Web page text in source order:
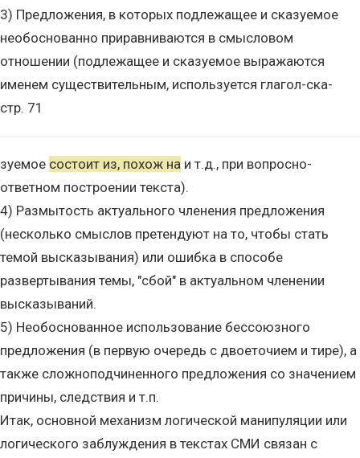
3) Предложения, в которых подлежащее и сказуемое
необоснованно приравниваются в смысловом
отношении (подлежащее и сказуемое выражаются
именем существительным, используется глагол-ска-
стр. 71
зуемое состоит из, похож на и т.д., при вопросно-
ответном построении текста).
4) Размытость актуального членения предложения
(несколько смыслов претендуют на то, чтобы стать
темой высказывания) или ошибка в способе
развертывания темы, "сбой" в актуальном членении
высказываний.
5) Необоснованное использование бессоюзного
предложения (в первую очередь с двоеточием и тире), а
также сложноподчиненного предложения со значением
причины, следствия и т.п.
Итак, основной механизм логической манипуляции или
логического заблуждения в текстах СМИ связан с